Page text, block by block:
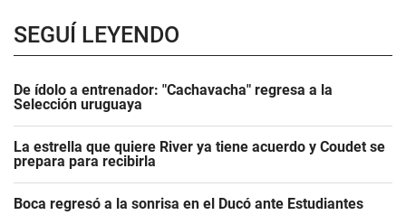
SEGUÍ LEYENDO
De ídolo a entrenador: "Cachavacha" regresa a la
Selección uruguaya
La estrella que quiere River ya tiene acuerdo y Coudet se
prepara para recibirla
Boca regresó a la sonrisa en el Ducó ante Estudiantes